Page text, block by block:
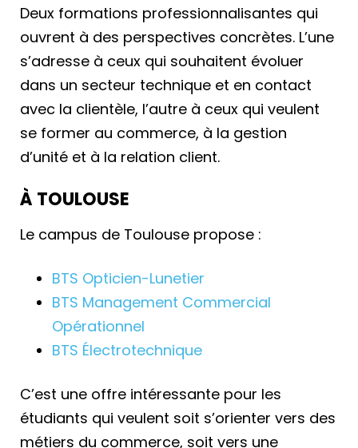
Deux formations professionnalisantes qui
ouvrent à des perspectives concrètes. L’une
s’adresse à ceux qui souhaitent évoluer
dans un secteur technique et en contact
avec la clientèle, l’autre à ceux qui veulent
se former au commerce, à la gestion
d’unité et à la relation client.
À TOULOUSE
Le campus de Toulouse propose :
BTS Opticien-Lunetier
BTS Management Commercial
Opérationnel
BTS Électrotechnique
C’est une offre intéressante pour les
étudiants qui veulent soit s’orienter vers des
métiers du commerce, soit vers une